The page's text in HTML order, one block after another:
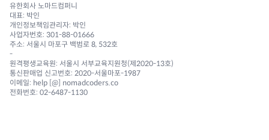
유한회사 노마드컴퍼니
대표: 박인
개인정보책임관리자: 박인
사업자번호: 301-88-01666
주소: 서울시 마포구 백범로 8, 532호
-
원격평생교육원: 서울시 서부교육지원청(제2020-13호)
통신판매업 신고번호: 2020-서울마포-1987
이메일: help [@] nomadcoders.co
전화번호: 02-6487-1130